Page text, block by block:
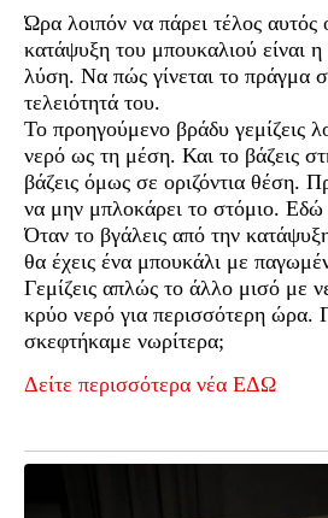
Ώρα λοιπόν να πάρει τέλος
κατάψυξη του μπουκαλιού είναι
λύση. Να πώς γίνεται το πράγμα
τελειότητά του.
Το προηγούμενο βράδυ γεμίζεις
νερό ως τη μέση. Και το βάζεις
βάζεις όμως σε οριζόντια θέση.
να μην μπλοκάρει το στόμιο. Εδώ
Όταν το βγάλεις από την
θα έχεις ένα μπουκάλι με
Γεμίζεις απλώς το άλλο μισό με
κρύο νερό για περισσότερη ώρα.
σκεφτήκαμε νωρίτερα;
Δείτε περισσότερα νέα ΕΔΩ